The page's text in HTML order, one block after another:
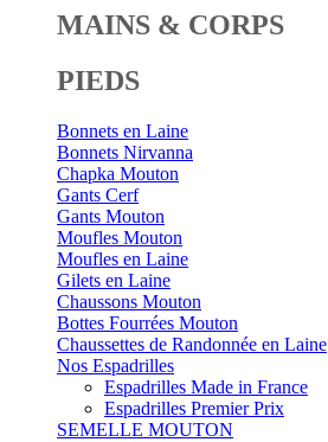
MAINS & CORPS
PIEDS
Bonnets en Laine
Bonnets Nirvanna
Chapka Mouton
Gants Cerf
Gants Mouton
Moufles Mouton
Moufles en Laine
Gilets en Laine
Chaussons Mouton
Bottes Fourrées Mouton
Chaussettes de Randonnée en Laine
Nos Espadrilles
Espadrilles Made in France
Espadrilles Premier Prix
SEMELLE MOUTON